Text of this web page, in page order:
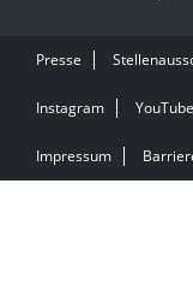
Presse
Instagram YouTube
Impressum